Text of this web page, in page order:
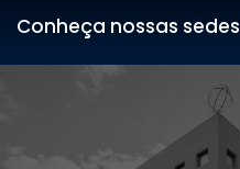
Conheça nossas sedes